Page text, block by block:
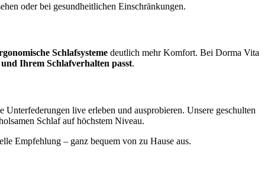
oder bei gesundheitlichen Einschränkungen.
Schlafsysteme deutlich mehr Komfort. Bei Dorma Vita
Ihrem Schlafverhalten passt.
Unterfederungen live erleben und ausprobieren. Unsere geschulten
Schlaf auf höchstem Niveau.
Empfehlung – ganz bequem von zu Hause aus.